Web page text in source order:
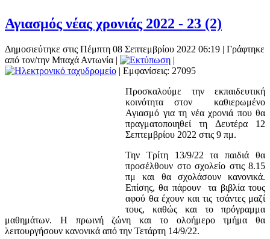
Αγιασμός νέας χρονιάς 2022 - 23 (2)
Δημοσιεύτηκε στις Πέμπτη 08 Σεπτεμβρίου 2022 06:19 | Γράφτηκε
από τον/την Μπαχά Αντωνία |
|
| Εμφανίσεις: 27095
Προσκαλούμε την εκπαιδευτική
κοινότητα στον καθιερωμένο
Αγιασμό για τη νέα χρονιά που θα
πραγματοποιηθεί τη Δευτέρα 12
Σεπτεμβρίου 2022 στις 9 πμ.
Την Τρίτη 13/9/22 τα παιδιά θα
προσέλθουν στο σχολείο στις 8.15
πμ και θα σχολάσουν κανονικά.
Επίσης, θα πάρουν τα βιβλία τους
αφού θα έχουν και τις τσάντες μαζί
τους, καθώς και το πρόγραμμα
μαθημάτων. Η πρωινή ζώνη και το ολοήμερο τμήμα θα
λειτουργήσουν κανονικά από την Τετάρτη 14/9/22.